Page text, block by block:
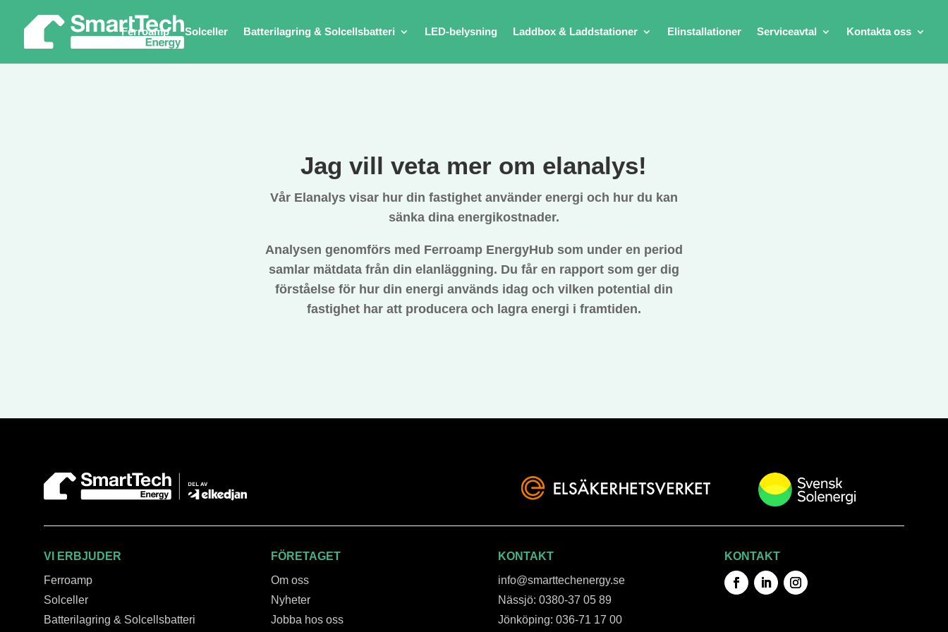
Ferroamp Solceller Batterilagring & Solcellsbatteri LED-belysning Laddbox & Laddstationer Elinstallationer Serviceavtal Kontakta oss
Jag vill veta mer om elanalys!
Vår Elanalys visar hur din fastighet använder energi och hur du kan
sänka dina energikostnader.
Analysen genomförs med Ferroamp EnergyHub som under en period
samlar mätdata från din elanläggning. Du får en rapport som ger dig
förståelse för hur din energi används idag och vilken potential din
fastighet har att producera och lagra energi i framtiden.
VI ERBJUDER
Ferroamp
Solceller
Batterilagring & Solcellsbatteri
FÖRETAGET
Om oss
Nyheter
Jobba hos oss
KONTAKT
info@smarttechenergy.se
Nässjö: 0380-37 05 89
Jönköping: 036-71 17 00
KONTAKT